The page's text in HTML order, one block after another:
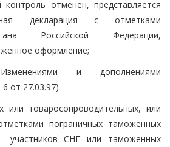
отменен, представляется
декларация с отметками
Российской Федерации,
оформление;
и дополнениями
от 27.03.97)
или товаросопроводительных, или
пограничных таможенных
- участников СНГ или таможенных